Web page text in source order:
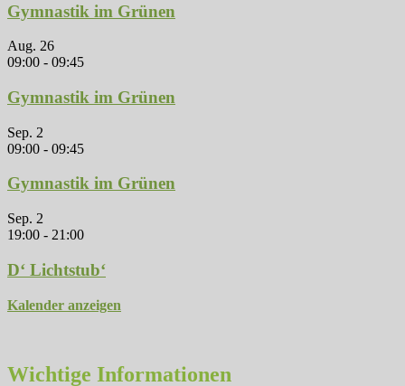
Gymnastik im Grünen
Aug. 26
09:00 - 09:45
Gymnastik im Grünen
Sep. 2
09:00 - 09:45
Gymnastik im Grünen
Sep. 2
19:00 - 21:00
D‘ Lichtstub‘
Kalender anzeigen
Wichtige Informationen